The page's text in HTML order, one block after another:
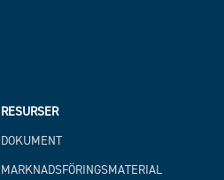
RESURSER
DOKUMENT
MARKNADSFÖRINGSMATERIAL